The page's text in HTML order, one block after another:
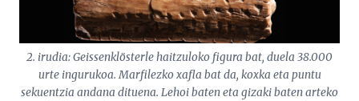
2. irudia: Geissenklösterle haitzuloko figura bat, duela 38.000
urte ingurukoa. Marfilezko xafla bat da, koxka eta puntu
sekuentzia andana dituena. Lehoi baten eta gizaki baten arteko